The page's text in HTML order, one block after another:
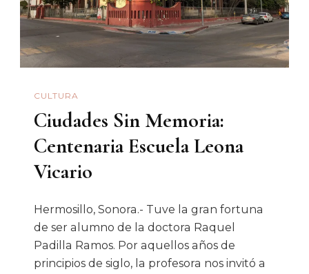
CULTURA
Ciudades Sin Memoria:
Centenaria Escuela Leona
Vicario
Hermosillo, Sonora.- Tuve la gran fortuna
de ser alumno de la doctora Raquel
Padilla Ramos. Por aquellos años de
principios de siglo, la profesora nos invitó a